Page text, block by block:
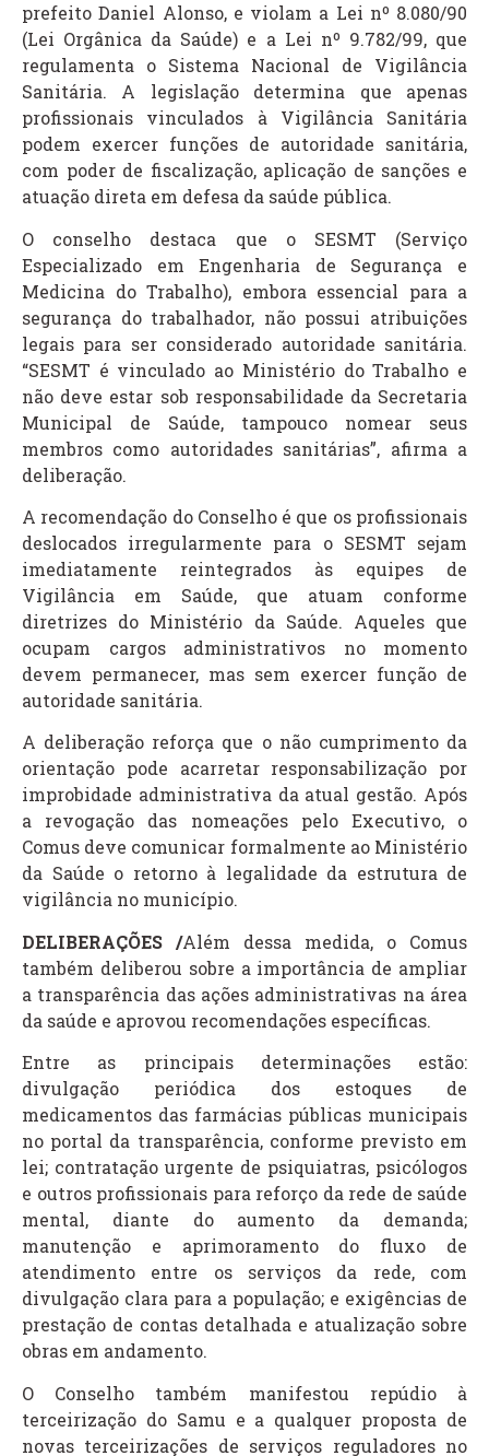
prefeito Daniel Alonso, e violam a Lei nº 8.080/90
(Lei Orgânica da Saúde) e a Lei nº 9.782/99, que
regulamenta o Sistema Nacional de Vigilância
Sanitária. A legislação determina que apenas
profissionais vinculados à Vigilância Sanitária
podem exercer funções de autoridade sanitária,
com poder de fiscalização, aplicação de sanções e
atuação direta em defesa da saúde pública.
O conselho destaca que o SESMT (Serviço
Especializado em Engenharia de Segurança e
Medicina do Trabalho), embora essencial para a
segurança do trabalhador, não possui atribuições
legais para ser considerado autoridade sanitária.
“SESMT é vinculado ao Ministério do Trabalho e
não deve estar sob responsabilidade da Secretaria
Municipal de Saúde, tampouco nomear seus
membros como autoridades sanitárias”, afirma a
deliberação.
A recomendação do Conselho é que os profissionais
deslocados irregularmente para o SESMT sejam
imediatamente reintegrados às equipes de
Vigilância em Saúde, que atuam conforme
diretrizes do Ministério da Saúde. Aqueles que
ocupam cargos administrativos no momento
devem permanecer, mas sem exercer função de
autoridade sanitária.
A deliberação reforça que o não cumprimento da
orientação pode acarretar responsabilização por
improbidade administrativa da atual gestão. Após
a revogação das nomeações pelo Executivo, o
Comus deve comunicar formalmente ao Ministério
da Saúde o retorno à legalidade da estrutura de
vigilância no município.
DELIBERAÇÕES /Além dessa medida, o Comus
também deliberou sobre a importância de ampliar
a transparência das ações administrativas na área
da saúde e aprovou recomendações específicas.
Entre as principais determinações estão:
divulgação periódica dos estoques de
medicamentos das farmácias públicas municipais
no portal da transparência, conforme previsto em
lei; contratação urgente de psiquiatras, psicólogos
e outros profissionais para reforço da rede de saúde
mental, diante do aumento da demanda;
manutenção e aprimoramento do fluxo de
atendimento entre os serviços da rede, com
divulgação clara para a população; e exigências de
prestação de contas detalhada e atualização sobre
obras em andamento.
O Conselho também manifestou repúdio à
terceirização do Samu e a qualquer proposta de
novas terceirizações de serviços reguladores no